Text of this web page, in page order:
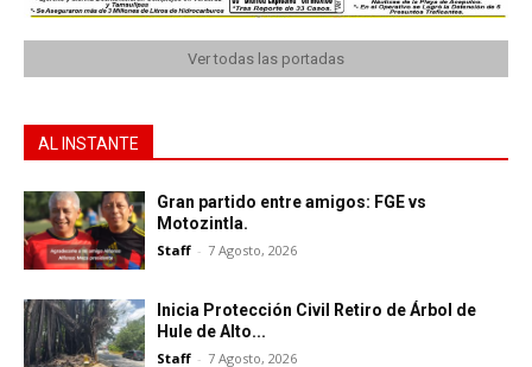
Ver todas las portadas
AL INSTANTE
Gran partido entre amigos: FGE vs
Motozintla.
Staff - 7 Agosto, 2026
Inicia Protección Civil Retiro de Árbol de
Hule de Alto...
Staff - 7 Agosto, 2026